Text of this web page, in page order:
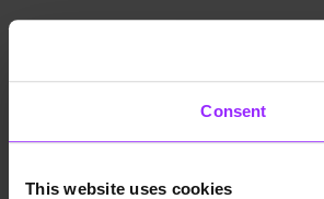
Consent
This website uses cookies